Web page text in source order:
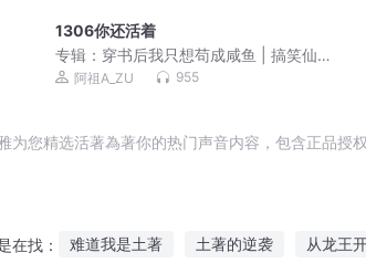
1306你还活着
专辑： 穿书后我只想苟成咸鱼 | 搞笑仙
侠无CP真人免费
阿祖A_ZU 955
为您精选活著為著你的热门声音内容，包含正品授
在找： 难道我是土著 土著的逆袭 从龙王